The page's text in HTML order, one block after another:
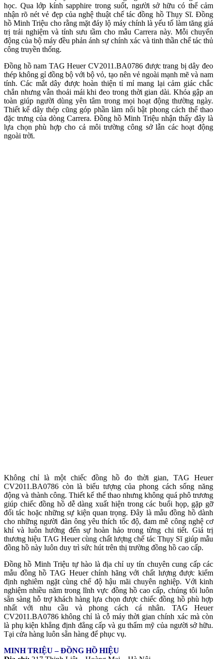
học. Qua lớp kính sapphire trong suốt, người sở hữu có thể cảm
nhận rõ nét vẻ đẹp của nghệ thuật chế tác đồng hồ Thụy Sĩ. Đồng
hồ Minh Triệu cho rằng mặt đáy lộ máy chính là yếu tố làm tăng giá
trị trải nghiệm và tính sưu tầm cho mẫu Carrera này. Mỗi chuyển
động của bộ máy đều phản ánh sự chính xác và tinh thần chế tác thủ
công truyền thống.
Đồng hồ nam TAG Heuer CV2011.BA0786 được trang bị dây đeo
thép không gỉ đồng bộ với bộ vỏ, tạo nên vẻ ngoài mạnh mẽ và nam
tính. Các mắt dây được hoàn thiện tỉ mỉ mang lại cảm giác chắc
chắn nhưng vẫn thoải mái khi đeo trong thời gian dài. Khóa gập an
toàn giúp người dùng yên tâm trong mọi hoạt động thường ngày.
Thiết kế dây thép cũng góp phần làm nổi bật phong cách thể thao
đặc trưng của dòng Carrera. Đồng hồ Minh Triệu nhận thấy đây là
lựa chọn phù hợp cho cả môi trường công sở lẫn các hoạt động
ngoài trời.
Không chỉ là một chiếc đồng hồ đo thời gian, TAG Heuer
CV2011.BA0786 còn là biểu tượng của phong cách sống năng
động và thành công. Thiết kế thể thao nhưng không quá phô trương
giúp chiếc đồng hồ dễ dàng xuất hiện trong các buổi họp, gặp gỡ
đối tác hoặc những sự kiện quan trọng. Đây là mẫu đồng hồ dành
cho những người đàn ông yêu thích tốc độ, đam mê công nghệ cơ
khí và luôn hướng đến sự hoàn hảo trong từng chi tiết. Giá trị
thương hiệu TAG Heuer cùng chất lượng chế tác Thụy Sĩ giúp mẫu
đồng hồ này luôn duy trì sức hút trên thị trường đồng hồ cao cấp.
Đồng hồ Minh Triệu tự hào là địa chỉ uy tín chuyên cung cấp các
mẫu đồng hồ TAG Heuer chính hãng với chất lượng được kiểm
định nghiêm ngặt cùng chế độ hậu mãi chuyên nghiệp. Với kinh
nghiệm nhiều năm trong lĩnh vực đồng hồ cao cấp, chúng tôi luôn
sẵn sàng hỗ trợ khách hàng lựa chọn được chiếc đồng hồ phù hợp
nhất với nhu cầu và phong cách cá nhân. TAG Heuer
CV2011.BA0786 không chỉ là cỗ máy thời gian chính xác mà còn
là phụ kiện khẳng định đẳng cấp và gu thẩm mỹ của người sở hữu.
Tại cửa hàng luôn sẵn hàng để phục vụ.
MINH TRIỆU – ĐỒNG HỒ HIỆU